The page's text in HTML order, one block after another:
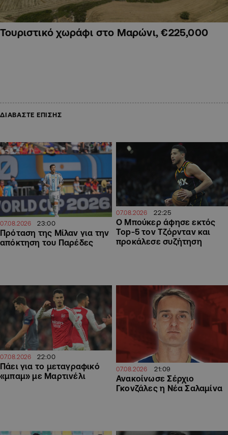
Τουριστικό χωράφι στο Μαρώνι, €225,000
ΔΙΑΒΑΣΤΕ ΕΠΙΣΗΣ
07.08.2026 23:00
Πρόταση της Μίλαν για την
απόκτηση του Παρέδες
07.08.2026 22:25
Ο Μπούκερ άφησε εκτός
Top-5 τον Τζόρνταν και
προκάλεσε συζήτηση
07.08.2026 22:00
Πάει για το μεταγραφικό
«μπαμ» με Μαρτινέλι
07.08.2026 21:09
Ανακοίνωσε Σέρχιο
Γκονζάλες η Νέα Σαλαμίνα